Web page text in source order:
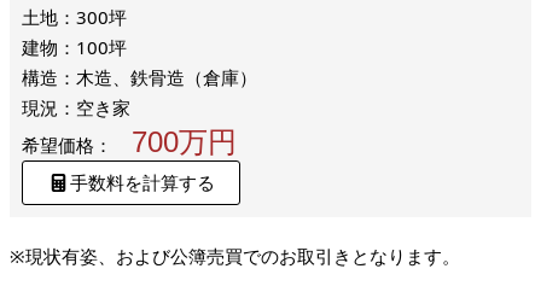
土地：300坪
建物：100坪
構造：木造、鉄骨造（倉庫）
現況：空き家
希望価格：
700万円
手数料を計算する
※現状有姿、および公簿売買でのお取引きとなります。